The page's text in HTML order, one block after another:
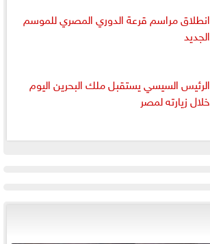
انطلاق مراسم قرعة الدوري المصري للموسم
الجديد
الرئيس السيسي يستقبل ملك البحرين اليوم
خلال زيارته لمصر